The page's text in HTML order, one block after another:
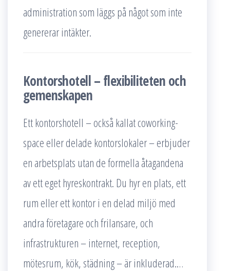
administration som läggs på något som inte
genererar intäkter.
Kontorshotell – flexibiliteten och
gemenskapen
Ett kontorshotell – också kallat coworking-
space eller delade kontorslokaler – erbjuder
en arbetsplats utan de formella åtagandena
av ett eget hyreskontrakt. Du hyr en plats, ett
rum eller ett kontor i en delad miljö med
andra företagare och frilansare, och
infrastrukturen – internet, reception,
mötesrum, kök, städning – är inkluderad.…